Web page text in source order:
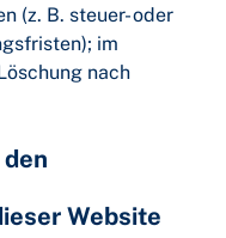
(z. B. steuer- oder
im
nach
Website